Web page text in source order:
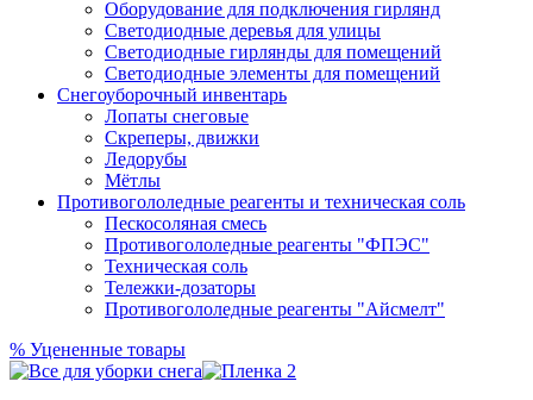
Оборудование для подключения гирлянд
Светодиодные деревья для улицы
Светодиодные гирлянды для помещений
Светодиодные элементы для помещений
Снегоуборочный инвентарь
Лопаты снеговые
Скреперы, движки
Ледорубы
Мётлы
Противогололедные реагенты и техническая соль
Пескосоляная смесь
Противогололедные реагенты "ФПЭС"
Техническая соль
Тележки-дозаторы
Противогололедные реагенты "Айсмелт"
% Уцененные товары